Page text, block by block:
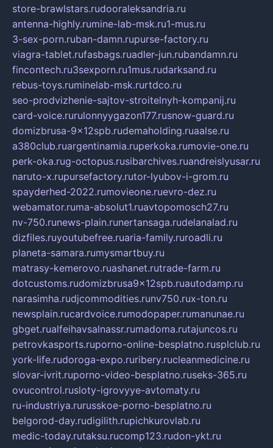
store-brawlstars.rudooraleksandria.ru
antenna-highly.rumine-lab-msk.ru1-mus.ru
3-sex-porn.ruban-damn.rupurse-factory.ru
viagra-tablet.rufasbags.ruadler-jun.rubandamn.ru
fincontech.ru3sexporn.ru1mus.rudarksand.ru
rebus-toys.ruminelab-msk.rurtdco.ru
seo-prodvizhenie-sajtov-stroitelnyh-kompanij.ru
card-voice.rurulonnyygazon177.rusnow-guard.ru
domizbrusa-9x12spb.rudemaholding.ruaalse.ru
a380club.ruargentinamia.ruperkoka.rumovie-one.ru
perk-oka.rug-octopus.rusibarchives.ruandreislyusar.ru
naruto-x.rupursefactory.rutor-lyubov-i-grom.ru
spayderhed-2022.rumovieone.ruevro-dez.ru
webamator.ruma-absolut1.ruavtopomosch27.ru
nv-750.runews-plain.runertansaga.rudelanalad.ru
dizfiles.ruyoutubefree.ruaria-family.ruroadli.ru
planeta-samara.rumysmartbuy.ru
matrasy-kemerovo.ruashanet.rutrade-farm.ru
dotcustoms.rudomizbrusa9x12spb.ruautodamp.ru
narasimha.rudjcommodities.runv750.rux-ton.ru
newsplain.rucardvoice.rumodopaper.rumanunae.ru
gbget.rualfeihavsalnassr.rumadoma.rutajuncos.ru
petrovkasports.ruporno-online-besplatno.rusplclub.ru
york-life.rudoroga-expo.ruribery.rucleanmedicine.ru
slovar-ivrit.ruporno-video-besplatno.ruseks-365.ru
ovucontrol.rusloty-igrovyye-avtomaty.ru
ru-industriya.rurusskoe-porno-besplatno.ru
belgorod-day.rudigilith.rupichkurovlab.ru
medic-today.rutaksu.rucomp123.rudon-ykt.ru